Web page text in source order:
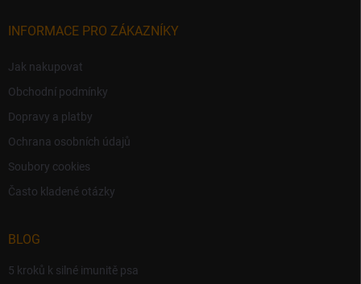
INFORMACE PRO ZÁKAZNÍKY
Jak nakupovat
Obchodní podmínky
Dopravy a platby
Ochrana osobních údajů
Soubory cookies
Často kladené otázky
BLOG
5 kroků k silné imunitě psa